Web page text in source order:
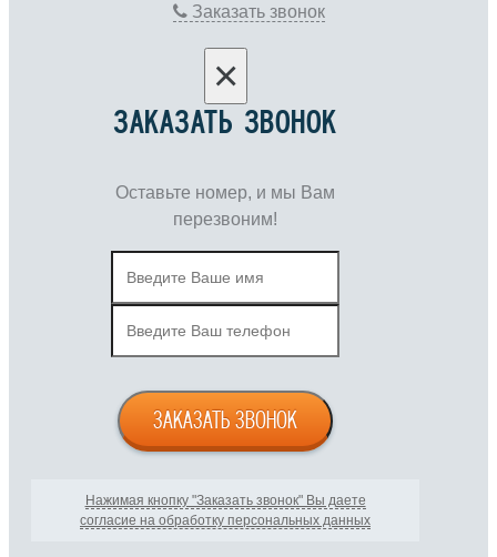
Заказать звонок
×
ЗАКАЗАТЬ ЗВОНОК
Оставьте номер, и мы Вам
перезвоним!
ЗАКАЗАТЬ ЗВОНОК
Нажимая кнопку "Заказать звонок" Вы даете
согласие на обработку персональных данных